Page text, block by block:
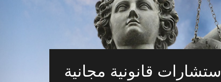
استشارات قانونية مجانية